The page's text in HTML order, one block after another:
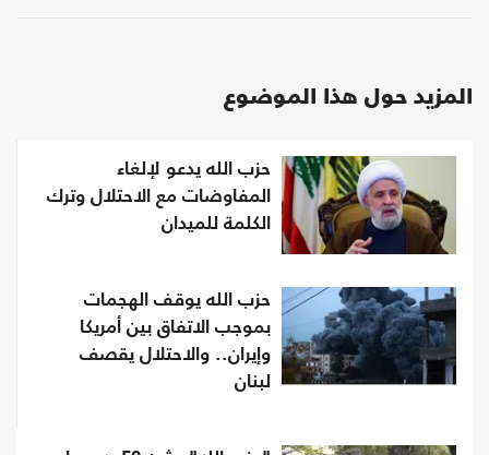
المزيد حول هذا الموضوع
حزب الله يدعو لإلغاء
المفاوضات مع الاحتلال وترك
الكلمة للميدان
حزب الله يوقف الهجمات
بموجب الاتفاق بين أمريكا
وإيران.. والاحتلال يقصف
لبنان